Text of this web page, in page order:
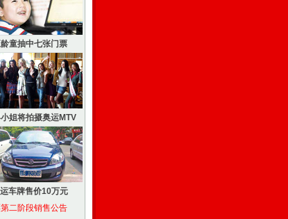
童抽中七张门票
姐将拍摄奥运MTV
车牌售价10万元
二阶段销售公告